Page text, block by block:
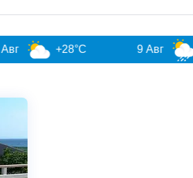
+28°C 9 Авг +25°C